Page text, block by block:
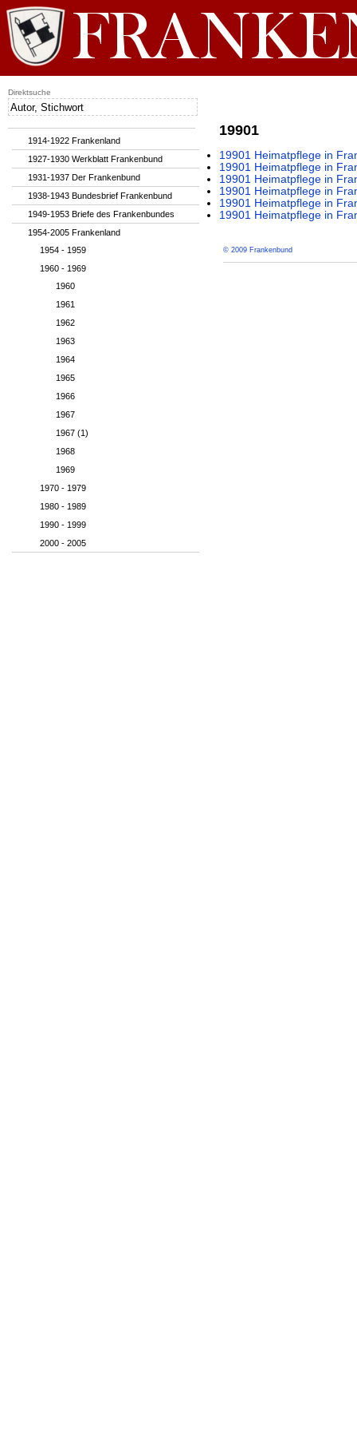
19901
19901 Heimatpflege in
19901 Heimatpflege in
19901 Heimatpflege in
19901 Heimatpflege in
19901 Heimatpflege in
19901 Heimatpflege in
© 2009 Frankenbund
1914-1922 Frankenland
1927-1930 Werkblatt Frankenbund
1931-1937 Der Frankenbund
1938-1943 Bundesbrief Frankenbund
1949-1953 Briefe des Frankenbundes
1954-2005 Frankenland
1954 - 1959
1960 - 1969
1960
1961
1962
1963
1964
1965
1966
1967
1967 (1)
1968
1969
1970 - 1979
1980 - 1989
1990 - 1999
2000 - 2005
Direktsuche